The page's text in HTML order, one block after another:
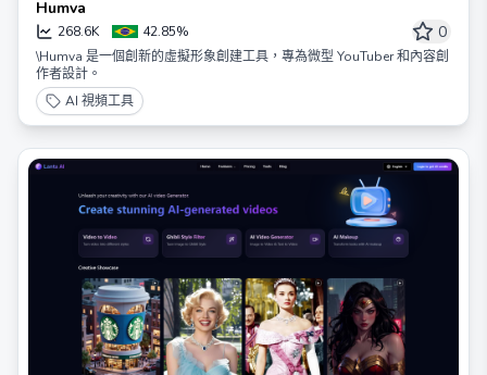
Humva
268.6K 42.85% 0
\Humva 是一個創新的虛擬形象創建工具，專為微型 YouTuber 和內容創
作者設計。
AI 視頻工具